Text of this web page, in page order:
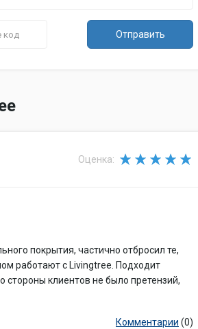
Отправить
Оценка:
покрытия, частично отбросил те,
работают с Livingtree. Подходит
стороны клиентов не было претензий,
Комментарии (0)